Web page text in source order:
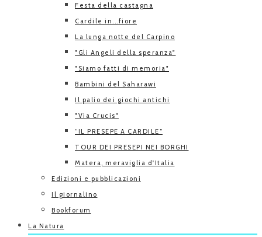
Festa della castagna
Cardile in...fiore
La lunga notte del Carpino
"Gli Angeli della speranza"
"Siamo fatti di memoria"
Bambini del Saharawi
Il palio dei giochi antichi
"Via Crucis"
“IL PRESEPE A CARDILE”
TOUR DEI PRESEPI NEI BORGHI
Matera, meraviglia d'Italia
Edizioni e pubblicazioni
Il giornalino
Bookforum
La Natura